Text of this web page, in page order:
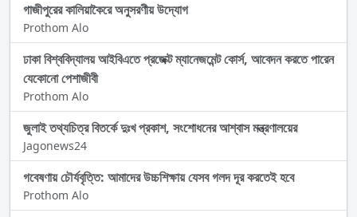
গাজীপুরের কালিয়াকৈরে অনুসরণীয় উদ্যোগ
Prothom Alo
ঢাকা বিশ্ববিদ্যালয় আইবিএতে প্রজেক্ট ম্যানেজমেন্ট কোর্স, আবেদন করতে পারেন
যেকোনো পেশাজীবী
Prothom Alo
জুলাই তথ্যচিত্র বিতর্কে দুঃখ প্রকাশ, সংশোধনের আশ্বাস মন্ত্রণালয়ের
Jagonews24
গবেষণায় চৌর্যবৃত্তি: আমাদের উচ্চশিক্ষায় যেসব গলদ দূর করতেই হবে
Prothom Alo